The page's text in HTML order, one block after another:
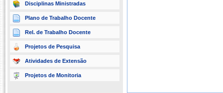
Disciplinas Ministradas
Plano de Trabalho Docente
Rel. de Trabalho Docente
Projetos de Pesquisa
Atividades de Extensão
Projetos de Monitoria